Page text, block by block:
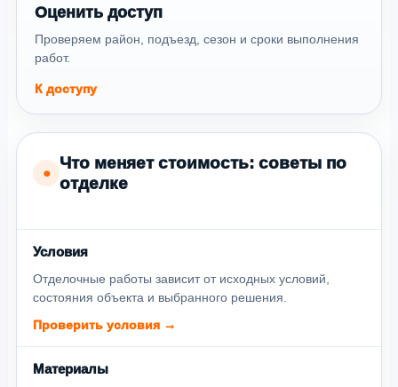
Оценить доступ
Проверяем район, подъезд, сезон и сроки выполнения
работ.
К доступу
●
Что меняет стоимость: советы по
отделке
Условия
Отделочные работы зависит от исходных условий,
состояния объекта и выбранного решения.
Проверить условия →
Материалы